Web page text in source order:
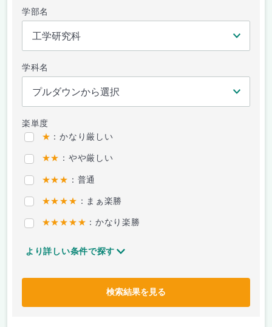
学部名
学科名
楽単度
★ ：かなり厳しい
★★ ：やや厳しい
★★★ ：普通
★★★★ ：まぁ楽勝
★★★★★ ：かなり楽勝
より詳しい条件で探す
検索結果を見る